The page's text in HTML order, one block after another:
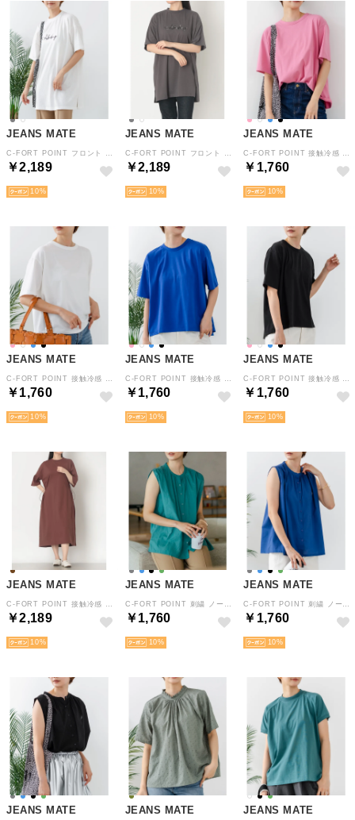
JEANS MATE
￥2,189
10
JEANS MATE
￥2,189
10
JEANS MATE
￥1,760
10
JEANS MATE
￥1,760
10
JEANS MATE
￥1,760
10
JEANS MATE
￥1,760
10
JEANS MATE
￥2,189
10
JEANS MATE
￥1,760
10
JEANS MATE
￥1,760
10
JEANS MATE JEANS MATE JEANS MATE